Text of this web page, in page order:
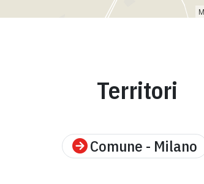
Territori
Comune - Milano